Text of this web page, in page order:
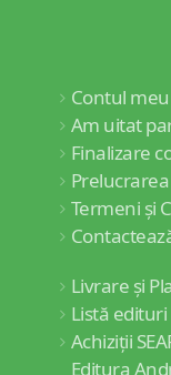
Contul meu
Am uitat
Finalizare
Termeni și
Livrare și
Listă
Achiziții
Editura